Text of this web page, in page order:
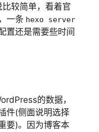
较简单，看着官
一条 hexo server
置还是需要些时间
的数据，
件(侧面说明选择
要)。因为博客本